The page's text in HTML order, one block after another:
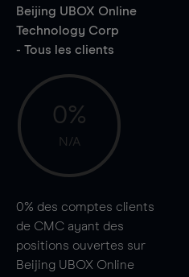
Beijing UBOX Online
Technology Corp
- Tous les clients
0%
N/A
0% des comptes clients
de CMC ayant des
positions ouvertes sur
Beijing UBOX Online